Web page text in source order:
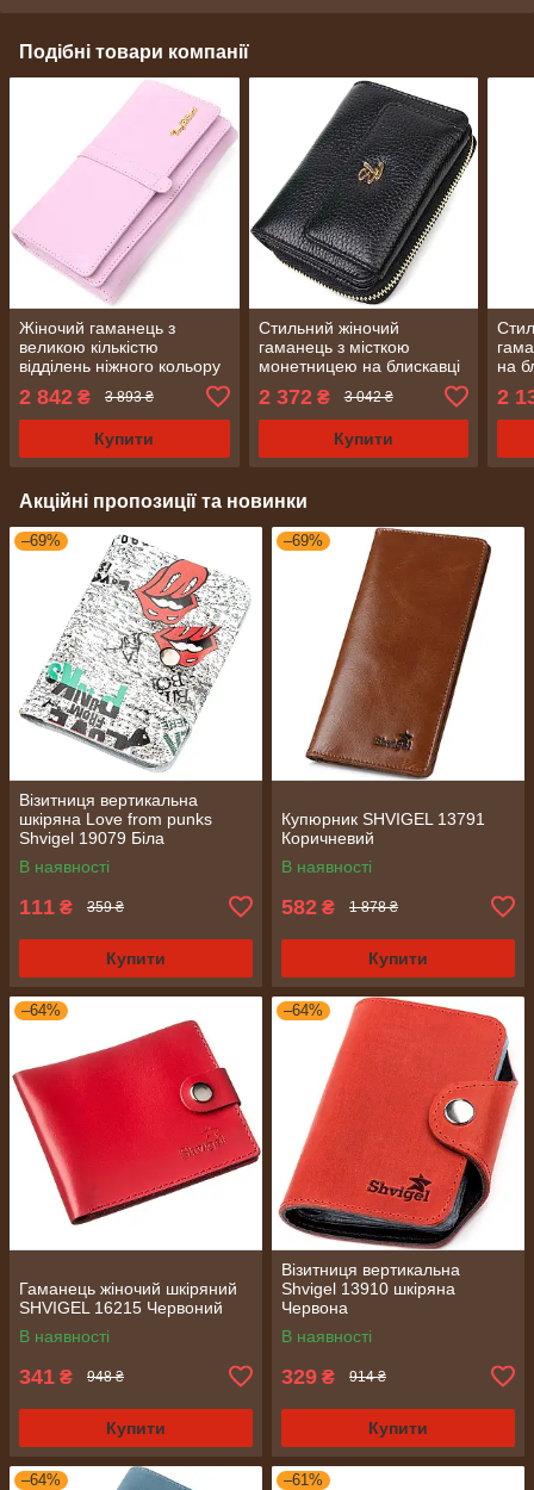
Подібні товари компанії
Жіночий гаманець з
великою кількістю
відділень ніжного кольору
з натуральної шкіри Tony
Bellucci 21958 Ліловий
2 842 ₴ 3 893 ₴
Купити
Стильний жіночий
гаманець з місткою
монетницею на блискавці
з натуральної шкіри Tony
Bellucci 22012 Чорний
2 372₴ 3 042 ₴
Купити
на
2
Акційні пропозиції та новинки
–69%
Візитниця вертикальна
шкіряна Love from punks
Shvigel 19079 Біла
В наявності
111 ₴ 359 ₴
Купити
–69%
Купюрник SHVIGEL 13791
Коричневий
В наявності
582 ₴ 1 878 ₴
Купити
–64%
Гаманець жіночий шкіряний
SHVIGEL 16215 Червоний
В наявності
341 ₴ 948 ₴
Купити
–64%
Візитниця вертикальна
Shvigel 13910 шкіряна
Червона
В наявності
329 ₴ 914 ₴
Купити
–64% –61%